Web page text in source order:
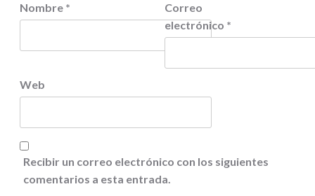
Nombre *
Correo
electrónico *
Web
Recibir un correo electrónico con los siguientes
comentarios a esta entrada.